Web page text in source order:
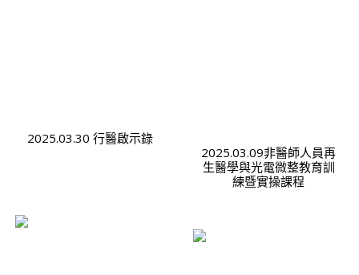
2025.03.30 行醫啟示錄
2025.03.09非醫師人員再
生醫學與光電微整教育訓
練暨實操課程